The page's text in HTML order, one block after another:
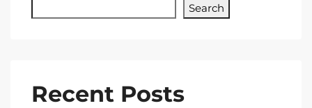
Search
Recent Posts